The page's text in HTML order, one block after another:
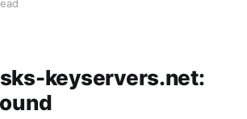
cache.stage2/cookbooks/aws
keyservers.net: